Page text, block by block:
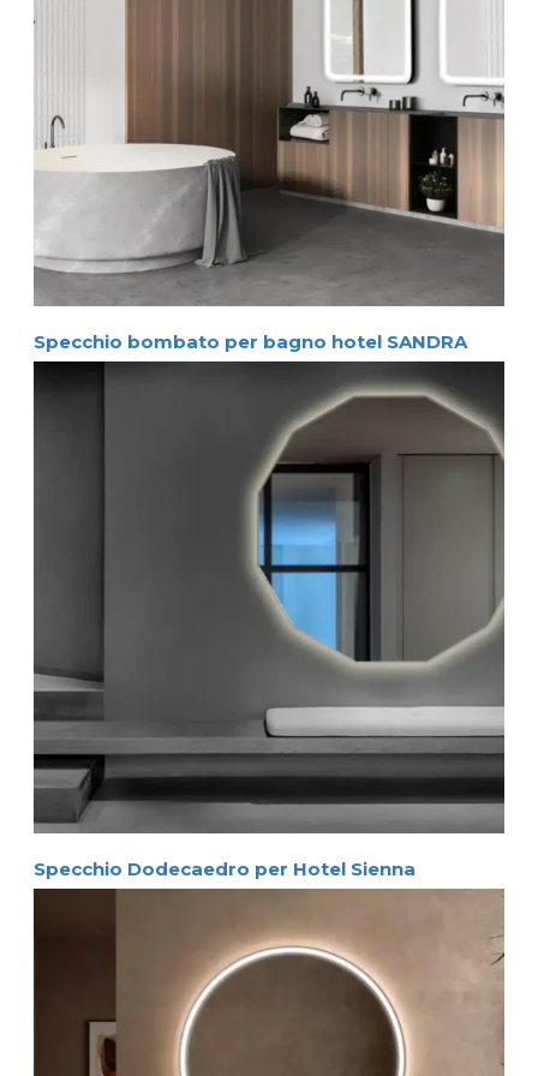
Specchio bombato per bagno hotel SANDRA
Specchio Dodecaedro per Hotel Sienna